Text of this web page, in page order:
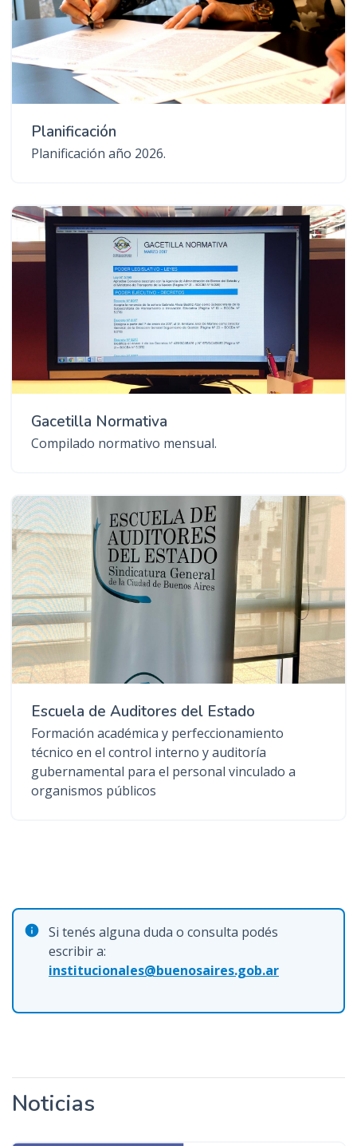
Planificación
Planificación año 2026.
Gacetilla Normativa
Compilado normativo mensual.
Escuela de Auditores del Estado
Formación académica y perfeccionamiento
técnico en el control interno y auditoría
gubernamental para el personal vinculado a
organismos públicos
Si tenés alguna duda o consulta podés
escribir a:
institucionales@buenosaires.gob.ar
Noticias